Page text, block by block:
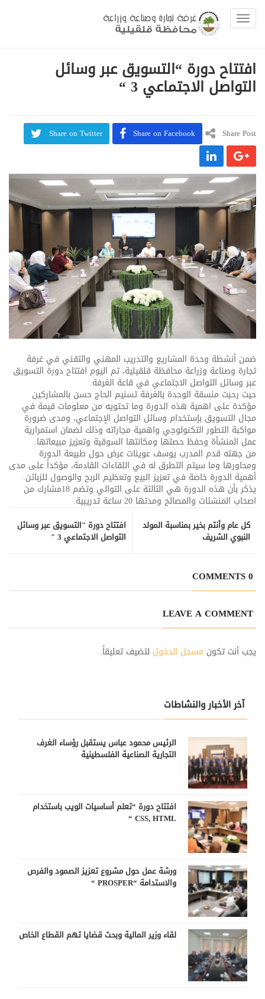
Toggle navigation
افتتاح دورة “التسويق عبر وسائل
التواصل الاجتماعي 3 “
Share Post
Share on Facebook
Share on Twitter
ضمن أنشطة وحدة المشاريع والتدريب المهني والتقني في غرفة
تجارة وصناعة وزراعة محافظة قلقيلية، تم اليوم افتتاح دورة التسويق
عبر وسائل التواصل الاجتماعي في قاعة الغرفة.
حيث رحبت منسقة الوحدة بالغرفة تسنيم الحاج حسن بالمشاركين
مؤكدة على اهمية هذه الدورة وما تحتويه من معلومات قيمة في
مجال التسويق بإستخدام وسائل التواصل الإجتماعي، ومدى ضرورة
مواكبة التطور التكنولوجي واهمية مجاراته وذلك لضمان استمرارية
عمل المنشأة وحفظ حصتها ومكانتها السوقية وتعزيز مبيعاتها.
من جهته قدم المدرب يوسف عوينات عرض حول طبيعة الدورة
ومحاورها وما سيتم التطرق له في اللقاءات القادمة، مؤكداً على مدى
أهمية الدورة خاصة في تعزيز البيع وتعظيم الربح والوصول للزبائن.
يذكر بأن هذه الدورة هي الثالثة على التوالي وتضم 18مشارك من
اصحاب المنشئات والمصالح ومدتها 20 ساعة تدريبية.
افتتاح دورة "التسويق عبر وسائل
التواصل الاجتماعي 3 "
كل عام وأنتم بخير بمناسبة المولد
النبوي الشريف
0 COMMENTS
LEAVE A COMMENT
يجب أنت تكون مسجل الدخول لتضيف تعليقاً.
آخر الأخبار والنشاطات
الرئيس محمود عباس يستقبل رؤساء الغرف
التجارية الصناعية الفلسطينية
افتتاح دورة “تعلم أساسيات الويب باستخدام
CSS, HTML “
ورشة عمل حول مشروع تعزيز الصمود والفرص
والاستدامة “PROSPER “
لقاء وزير المالية وبحث قضايا تهم القطاع الخاص